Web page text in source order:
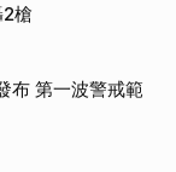
槍
布 第一波警戒範